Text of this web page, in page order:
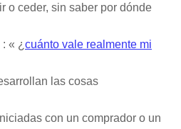
o ceder, sin saber por dónde
« ¿ cuánto vale realmente mi
las cosas
con un comprador o un